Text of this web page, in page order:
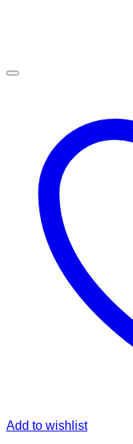
Add to wishlist